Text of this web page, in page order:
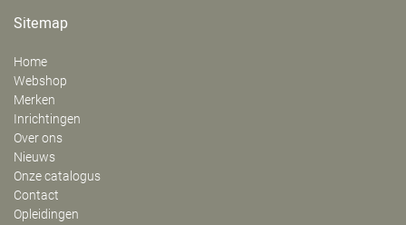
Sitemap
Home
Webshop
Merken
Inrichtingen
Over ons
Nieuws
Onze catalogus
Contact
Opleidingen